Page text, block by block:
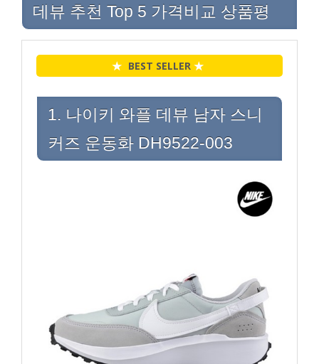
데뷰 추천 Top 5 가격비교 상품평
★ BEST SELLER ★
1. 나이키 와플 데뷰 남자 스니
커즈 운동화 DH9522-003